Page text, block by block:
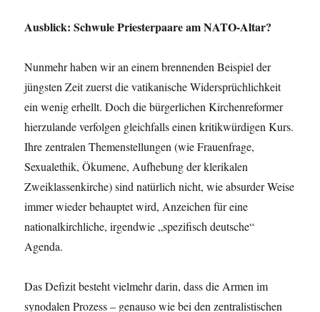
Ausblick: Schwule Priesterpaare am NATO-Altar?
Nunmehr haben wir an einem brennenden Beispiel der
jüngsten Zeit zuerst die vatikanische Widersprüchlichkeit
ein wenig erhellt. Doch die bürgerlichen Kirchenreformer
hierzulande verfolgen gleichfalls einen kritikwürdigen Kurs.
Ihre zentralen Themenstellungen (wie Frauenfrage,
Sexualethik, Ökumene, Aufhebung der klerikalen
Zweiklassenkirche) sind natürlich nicht, wie absurder Weise
immer wieder behauptet wird, Anzeichen für eine
nationalkirchliche, irgendwie „spezifisch deutsche“
Agenda.
Das Defizit besteht vielmehr darin, dass die Armen im
synodalen Prozess – genauso wie bei den zentralistischen